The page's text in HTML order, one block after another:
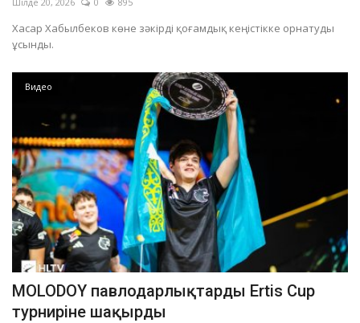
Хасар Хабылбеков көне зәкірді қоғамдық кеңістікке орнатуды
ұсынды.
Видео
MOLODOY павлодарлықтарды Ertis Cup
турниріне шақырды